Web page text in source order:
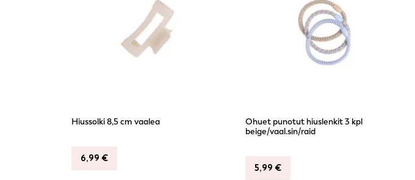
Hiussolki 8,5 cm vaalea
6,99 €
Ohuet punotut hiuslenkit 3 kpl
beige/vaal.sin/raid
5,99 €